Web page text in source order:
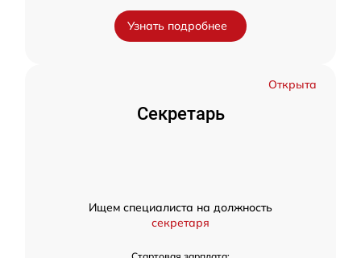
Узнать подробнее
Открыта
Секретарь
Ищем специалиста на должность
секретаря